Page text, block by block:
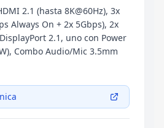
2.1 (hasta 8K@60Hz), 3x
Always On + 2x 5Gbps), 2x
2.1, uno con Power
Combo Audio/Mic 3.5mm